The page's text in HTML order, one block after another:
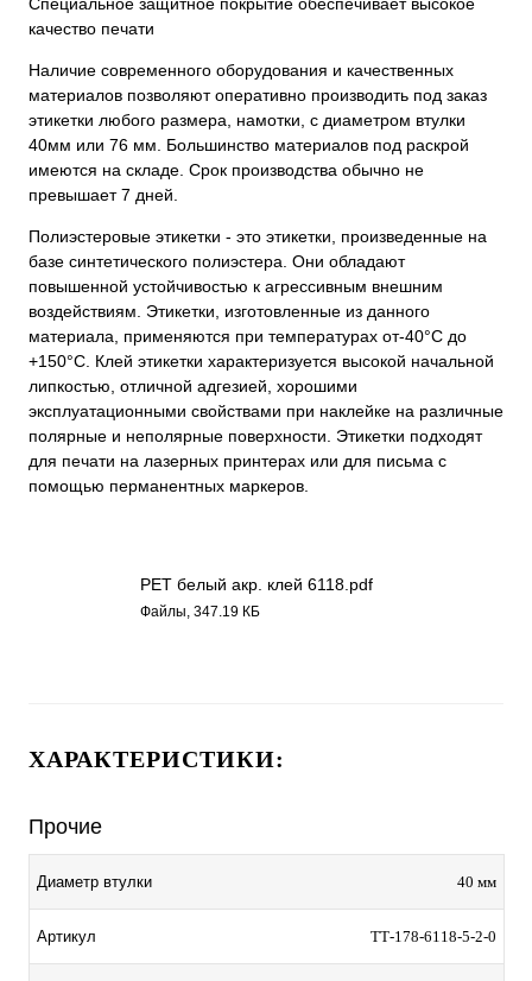
Специальное защитное покрытие обеспечивает высокое
качество печати
Наличие современного оборудования и качественных
материалов позволяют оперативно производить под заказ
этикетки любого размера, намотки, с диаметром втулки
40мм или 76 мм. Большинство материалов под раскрой
имеются на складе. Срок производства обычно не
превышает 7 дней.
Полиэстеровые этикетки - это этикетки, произведенные на
базе синтетического полиэстера. Они обладают
повышенной устойчивостью к агрессивным внешним
воздействиям. Этикетки, изготовленные из данного
материала, применяются при температурах от-40°С до
+150°С. Клей этикетки характеризуется высокой начальной
липкостью, отличной адгезией, хорошими
эксплуатационными свойствами при наклейке на различные
полярные и неполярные поверхности. Этикетки подходят
для печати на лазерных принтерах или для письма с
помощью перманентных маркеров.
РЕТ белый акр. клей 6118.pdf
Файлы, 347.19 КБ
ХАРАКТЕРИСТИКИ:
Прочие
Диаметр втулки 40 мм
Артикул ТТ-178-6118-5-2-0